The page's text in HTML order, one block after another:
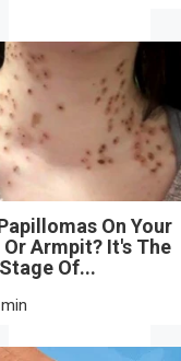
On Your
Armpit? It's The
Of...